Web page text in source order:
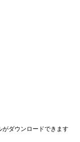
がダウンロードできます